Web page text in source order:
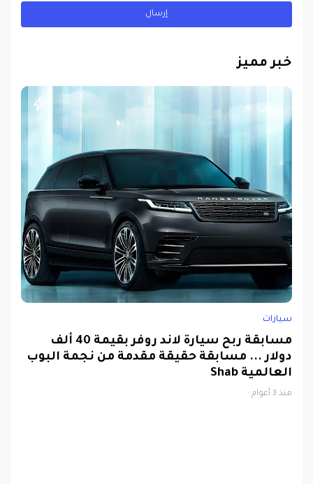
خبر مميز
سيارات
مسابقة ربح سيارة لاند روفر بقيمة 40 ألف
دولار ... مسابقة حقيقة مقدمة من نجمة البوب
العالمية Shab
منذ 3 أعوام